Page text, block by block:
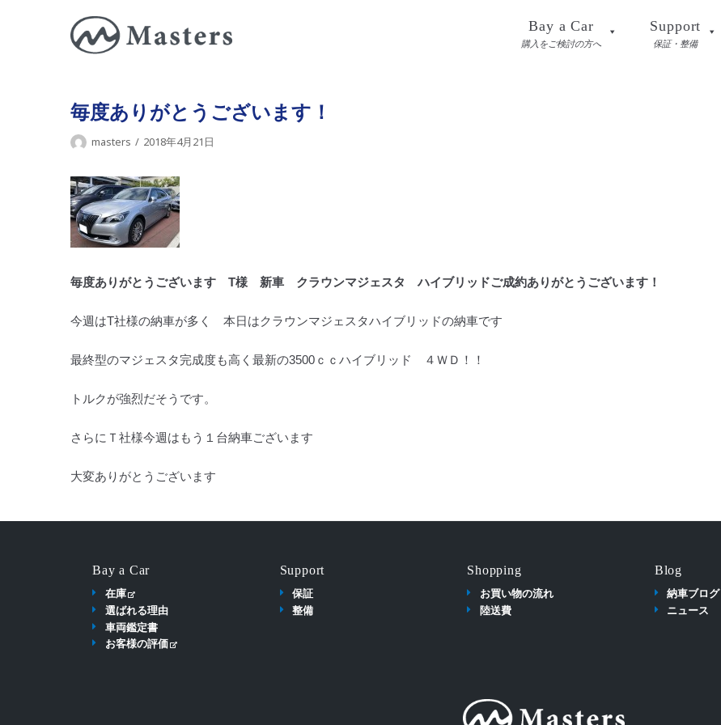
Bay a Car
購入をご検討の方へ
Support
保証・整備
毎度ありがとうございます！
masters 2018年4月21日
毎度ありがとうございます T様 新車 クラウンマジェスタ ハイブリッドご成約ありがとうございます！
今週はT社様の納車が多く 本日はクラウンマジェスタハイブリッドの納車です
最終型のマジェスタ完成度も高く最新の3500ｃｃハイブリッド ４ＷＤ！！
トルクが強烈だそうです。
さらにＴ社様今週はもう１台納車ございます
大変ありがとうございます
Bay a Car
在庫
選ばれる理由
車両鑑定書
お客様の評価
Support
保証
整備
Shopping
お買い物の流れ
陸送費
Blog
納車ブログ
ニュース